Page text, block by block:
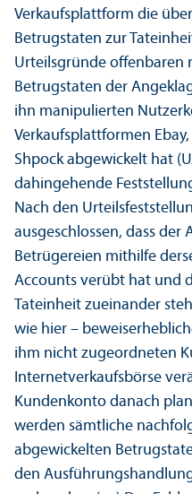
Verkaufsplattform die
Betrugstaten zur
Urteilsgründe offenbaren
Betrugstaten der
ihn manipulierten
Verkaufsplattformen
Shpock abgewickelt hat
dahingehende
Nach den
ausgeschlossen, dass der
Betrügereien mithilfe
Accounts verübt hat und
Tateinheit zueinander
wie hier –
ihm nicht zugeordneten
Internetverkaufsbörse
Kunden­konto danach
werden sämtliche
abgewickelten
den